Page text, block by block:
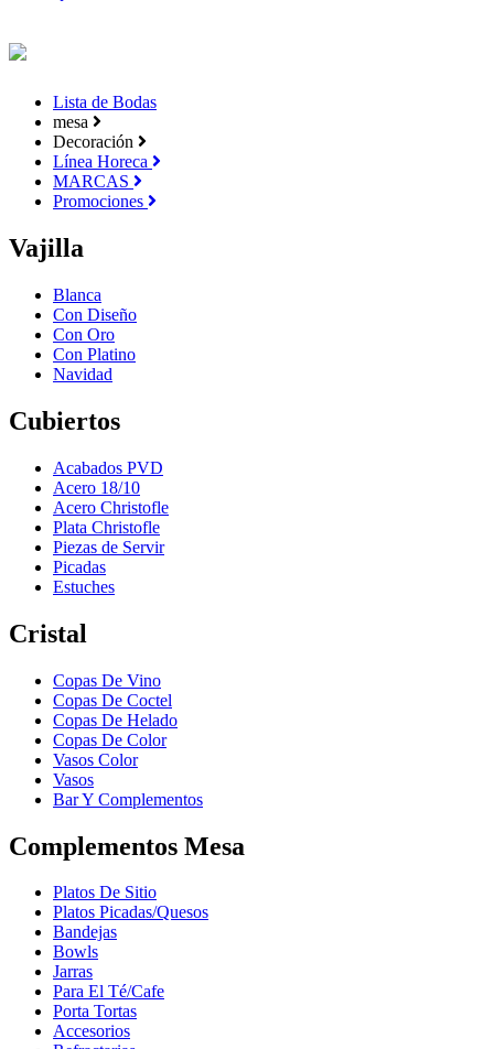
Lista de Bodas
mesa
Decoración
Línea Horeca
MARCAS
Promociones
Vajilla
Blanca
Con Diseño
Con Oro
Con Platino
Navidad
Cubiertos
Acabados PVD
Acero 18/10
Acero Christofle
Plata Christofle
Piezas de Servir
Picadas
Estuches
Cristal
Copas De Vino
Copas De Coctel
Copas De Helado
Copas De Color
Vasos Color
Vasos
Bar Y Complementos
Complementos Mesa
Platos De Sitio
Platos Picadas/Quesos
Bandejas
Bowls
Jarras
Para El Té/Cafe
Porta Tortas
Accesorios